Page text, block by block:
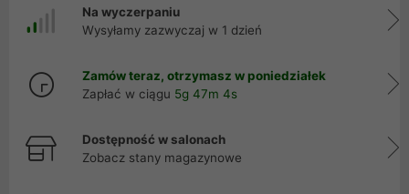
Na wyczerpaniu
Wysyłamy zazwyczaj w 1 dzień
Zamów teraz, otrzymasz w poniedziałek
Zapłać w ciągu 5g 47m 4s
Dostępność w salonach
Zobacz stany magazynowe